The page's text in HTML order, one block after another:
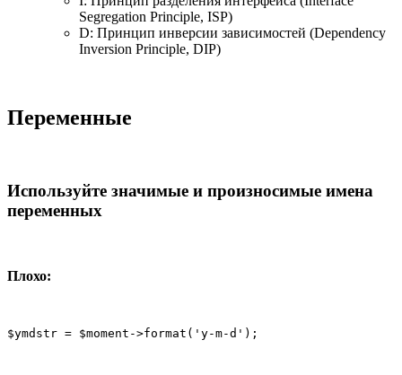
Segregation Principle, ISP)
D: Принцип инверсии зависимостей (Dependency
Inversion Principle, DIP)
Переменные
Используйте значимые и произносимые имена
переменных
Плохо:
$ymdstr = $moment->format('y-m-d');